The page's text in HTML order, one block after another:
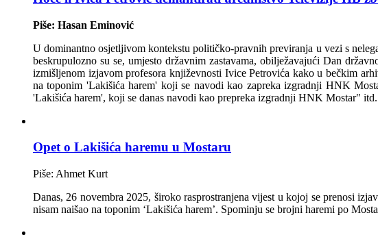
Piše: Hasan Eminović
U dominantno osjetljivom kontekstu političko-pravnih previranja u vezi s
beskrupulozno su se, umjesto državnim zastavama, obilježavajući Dan
izmišljenom izjavom profesora književnosti Ivice Petrovića kako u bečkim
na toponim 'Lakišića harem' koji se navodi kao zapreka izgradnji HNK
'Lakišića harem', koji se danas navodi kao prepreka izgradnji HNK Mostar" itd.
Opet o Lakišića haremu u Mostaru
Piše: Ahmet Kurt
Danas, 26 novembra 2025, široko rasprostranjena vijest u kojoj se prenosi
nisam naišao na toponim ‘Lakišića harem’. Spominju se brojni haremi po